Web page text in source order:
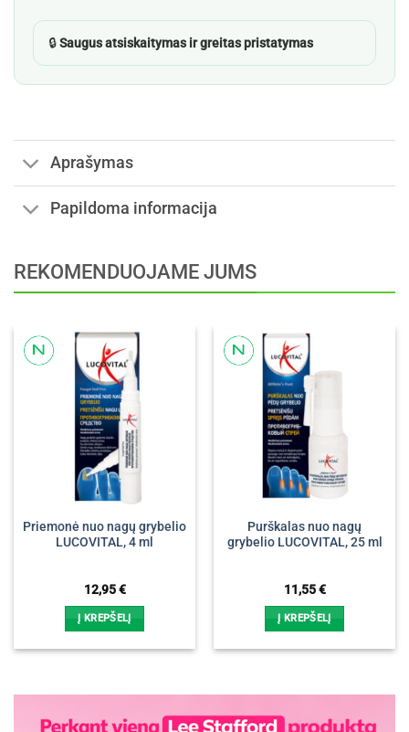
🔒Saugus atsiskaitymas ir greitas pristatymas
Aprašymas
Papildoma informacija
REKOMENDUOJAME JUMS
Priemonė nuo nagų grybelio
LUCOVITAL, 4 ml
12,95€
Į KREPŠELĮ
Purškalas nuo nagų
grybelio LUCOVITAL, 25 ml
11,55€
Į KREPŠELĮ